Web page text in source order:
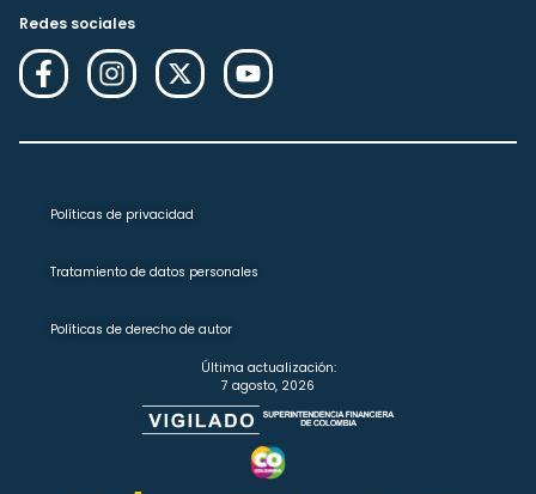
Redes sociales
Políticas de privacidad
Tratamiento de datos personales
Políticas de derecho de autor
Última actualización:
7 agosto, 2026